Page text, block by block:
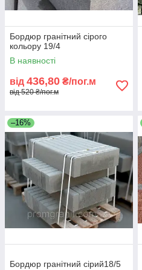
Бордюр гранітний сірого
кольору 19/4
В наявності
від 436,80 ₴/пог.м
від 520 ₴/пог.м
–16%
Бордюр гранітний сірий18/5